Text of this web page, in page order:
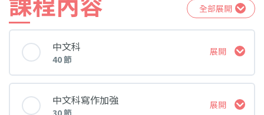
全部展開
中文科
40 節
展開
課堂 內容
中文科寫作加強
30 節
展開